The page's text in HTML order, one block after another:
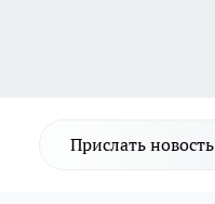
Прислать новость